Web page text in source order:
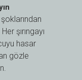
şırıngayı
hasar
gözle